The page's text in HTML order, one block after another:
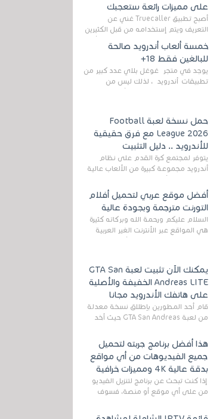
على مميزات رائعة ستعجبك
أصبح تطبيق Truecaller غني عن
التعريف ويتم إستخدامه من قبل الكثيرين
رغم المخاطر المتعلقه به وذلك من أجل
التخلص من المضايقات الكثيرة في
العال...
خمسة ألعاب أندرويد صالحة
للبالغين فقط 18+
يوجد في متجر غوغل بلاي عدد كبير من
تطبيقات أندرويد ، لذلك ليس من
حمل نسخة لعبة Football
League 2026 مع فرق حقيقية
للأندرويد .. دليل التثبيت
يتوفر لمجتمع كرة القدم على نظام
أندرويد مجموعة كبيرة من الألعاب عالية
Sports FC 26 (المعروفة سابقًا باسم ...
أفضل موقع عربي لتحميل أفلام
التورنت مترجمة وبجودة عالية
السلام عليكم ورحمة الله وبركاته كثيرة
هي المواقع عبر الأنترنت الغير العربية
يمكنك الآن تثبيت لعبة GTA San
Andreas LITE الخفيفة والأصلية
على هاتفك الأندرويد مجانا
قام أحد المطورين بإطلاق نسخة معدلة
من لعبة GTA San Andreas حيث أخد
وق...
هذا أفضل برنامج جربته لتحميل
جميع الفيديوهات من أي مواقع
بدقة عالية 4K ومميزات خرافية
إذا كنت تبحث عن برنامج لتنزيل الفيديو
من على أي موقع أو منصة، فسوف
الخاصة بالبرامج والتطبيقات في هذا